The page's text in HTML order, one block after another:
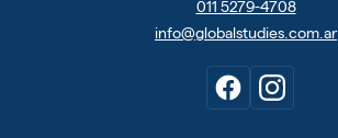
011 5279-4708
info@globalstudies.com.ar